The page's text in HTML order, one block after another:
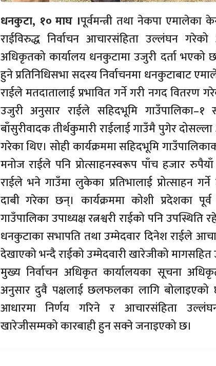
धनकुटा, १० माघ ।पूर्वमन्त्री तथा नेकपा एमालेका
राईविरुद्ध निर्वाचन आचारसंहिता उल्लंघन
अधिकृतको कार्यालय धनकुटामा उजुरी दर्ता
हुने प्रतिनिधिसभा सदस्य निर्वाचनमा धनकुटाबाट
राईले मतदातालाई प्रभावित गर्ने गरी नगद वितरण
उजुरी अनुसार राईले सहिदभूमि गाउँपालिका–१
बाँसुरीवादक तीर्थकुमारी राईलाई गाउँमै पुगेर
गरेका थिए। सोही कार्यक्रममा सहिदभूमि
मनोज राईले पनि प्रोत्साहनस्वरूप पाँच हजार
राईले भने गाउँमा लुकेका प्रतिभालाई प्रोत्साहन
दाबी गरेका छन्। कार्यक्रममा कोशी प्रदेशका पूर्व
गाउँपालिका उपाध्यक्ष रत्नश्वरी राईको पनि उपस्थिति
धनकुटाका सभापति तथा उम्मेदवार दिनेश राईले
देखाएको भन्दै राईको उम्मेदवारी खारेजीको मागसहित
मुख्य निर्वाचन अधिकृत कार्यालयका सूचना
अनुसार दुवै पक्षलाई छलफलका लागि
आधारमा निर्णय गरिने र आचारसंहिता
खारेजीसम्मको कारबाही हुन सक्ने जनाइएको छ।